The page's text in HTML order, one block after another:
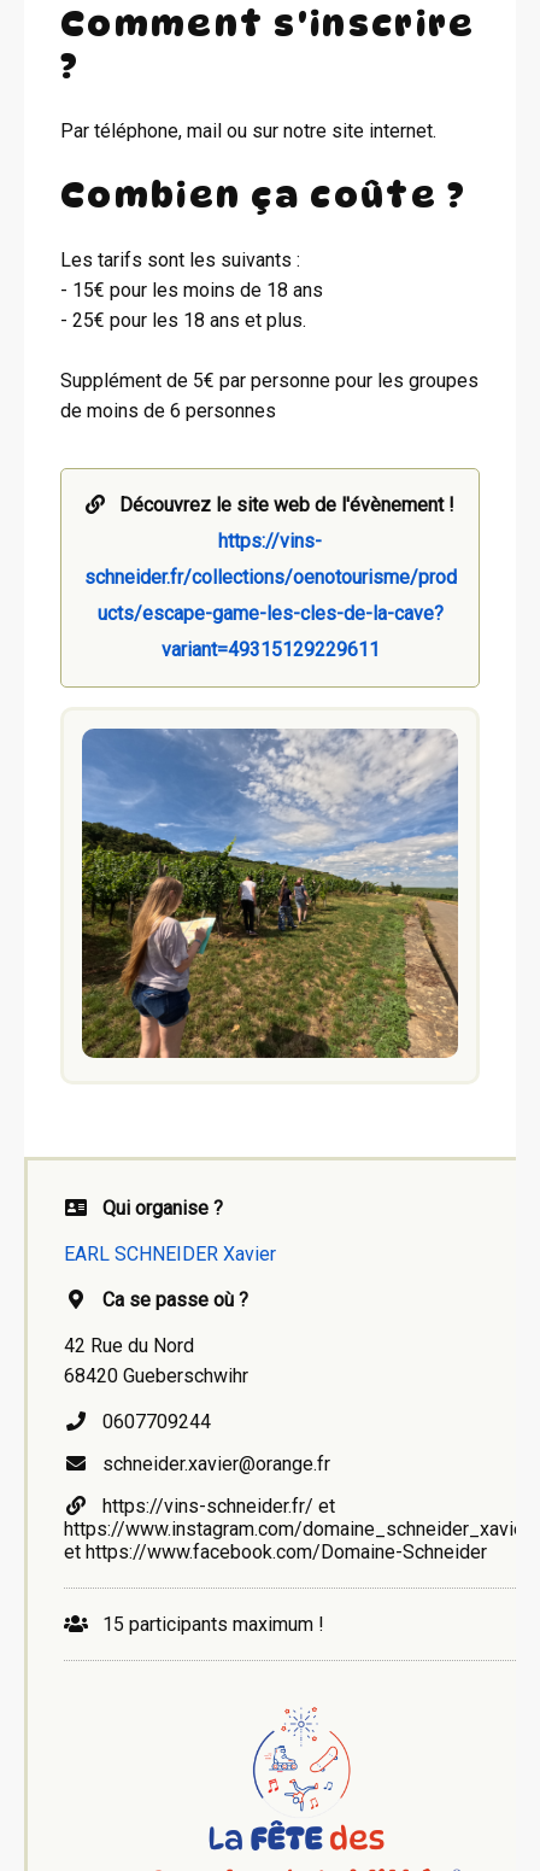
Comment s'inscrire
?
Par téléphone, mail ou sur notre site internet.
Combien ça coûte ?
Les tarifs sont les suivants :
- 15€ pour les moins de 18 ans
- 25€ pour les 18 ans et plus.
Supplément de 5€ par personne pour les groupes
de moins de 6 personnes
Découvrez le site web de l'évènement !
https://vins-
schneider.fr/collections/oenotourisme/prod
ucts/escape-game-les-cles-de-la-cave?
variant=49315129229611
Qui organise ?
EARL SCHNEIDER Xavier
Ca se passe où ?
42 Rue du Nord
68420 Gueberschwihr
0607709244
schneider.xavier@orange.fr
https://vins-schneider.fr/ et
https://www.instagram.com/domaine_schneider_xavier
et https://www.facebook.com/Domaine-Schneider
15 participants maximum !